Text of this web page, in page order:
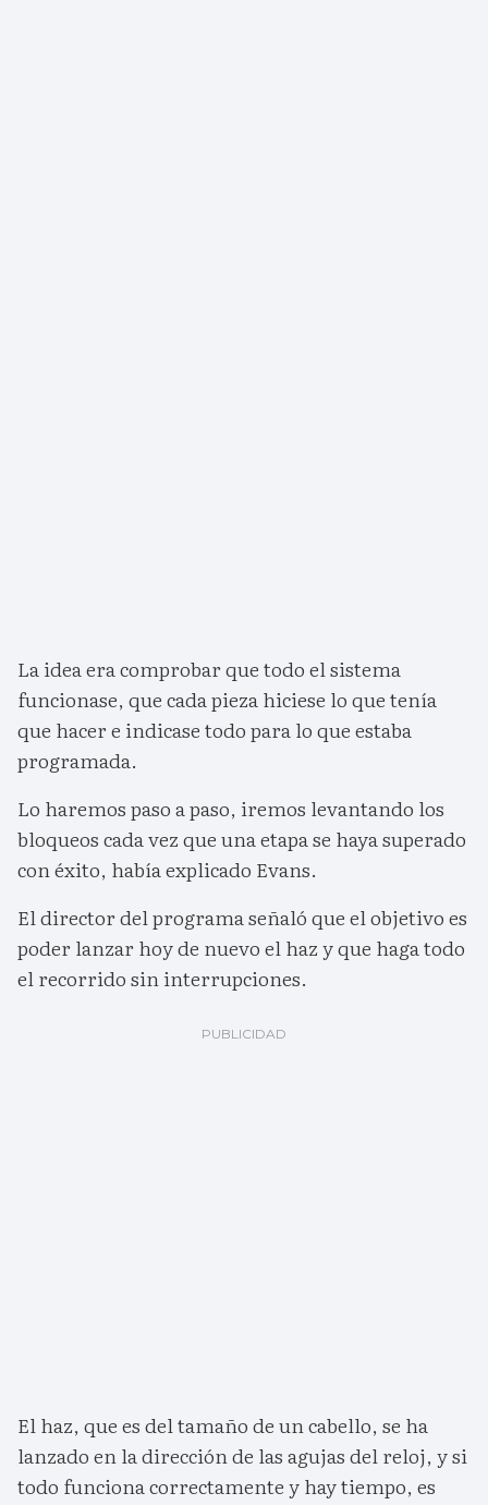
La idea era comprobar que todo el sistema
funcionase, que cada pieza hiciese lo que tenía
que hacer e indicase todo para lo que estaba
programada.
Lo haremos paso a paso, iremos levantando los
bloqueos cada vez que una etapa se haya superado
con éxito, había explicado Evans.
El director del programa señaló que el objetivo es
poder lanzar hoy de nuevo el haz y que haga todo
el recorrido sin interrupciones.
El haz, que es del tamaño de un cabello, se ha
lanzado en la dirección de las agujas del reloj, y si
todo funciona correctamente y hay tiempo, es